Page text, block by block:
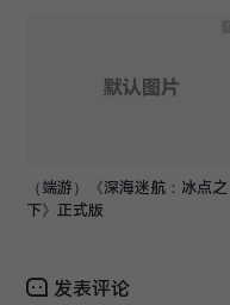
（端游）《深海迷航：冰点之
下》正式版
发表评论